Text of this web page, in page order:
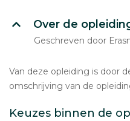
Over de
Geschreven door
Van deze opleiding is door
omschrijving van de
Keuzes binnen de